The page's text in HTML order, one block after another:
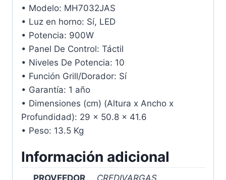
• Modelo: MH7032JAS
• Luz en horno: Sí, LED
• Potencia: 900W
• Panel De Control: Táctil
• Niveles De Potencia: 10
• Función Grill/Dorador: Sí
• Garantía: 1 año
• Dimensiones (cm) (Altura x Ancho x
Profundidad): 29 x 50.8 x 41.6
• Peso: 13.5 Kg
Información adicional
PROVEEDOR CREDIVARGAS